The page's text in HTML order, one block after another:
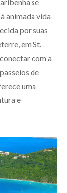
se
animada vida
por suas
em St.
com a
de
uma
e